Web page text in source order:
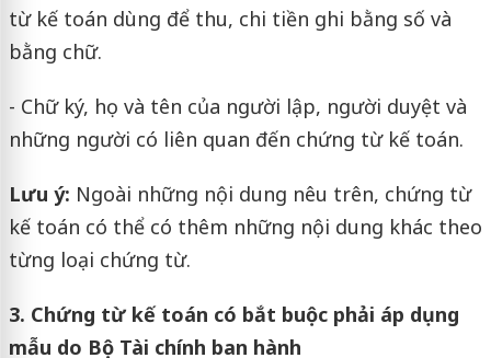
từ kế toán dùng để thu, chi tiền ghi bằng số và
bằng chữ.
- Chữ ký, họ và tên của người lập, người duyệt và
những người có liên quan đến chứng từ kế toán.
Lưu ý: Ngoài những nội dung nêu trên, chứng từ
kế toán có thể có thêm những nội dung khác theo
từng loại chứng từ.
3. Chứng từ kế toán có bắt buộc phải áp dụng
mẫu do Bộ Tài chính ban hành